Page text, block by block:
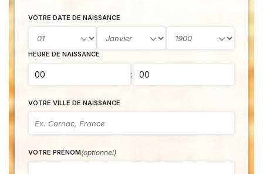
VOTRE DATE DE NAISSANCE
HEURE DE NAISSANCE
:
VOTRE VILLE DE NAISSANCE
VOTRE PRÉNOM(optionnel)